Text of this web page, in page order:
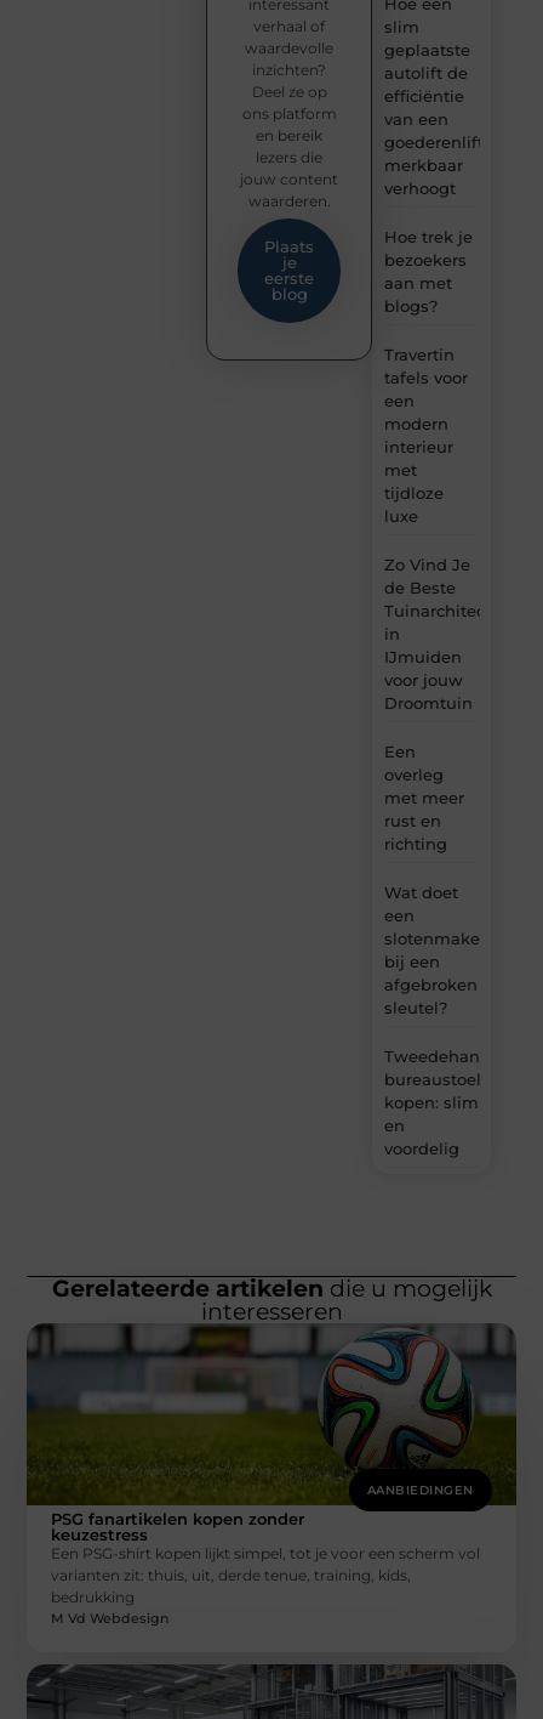
Hoe een
slim
geplaatste
autolift de
efficiëntie
van een
goederenlift
merkbaar
verhoogt
Hoe trek je
bezoekers
aan met
blogs?
Travertin
tafels voor
een
modern
interieur
met
tijdloze
luxe
Zo Vind Je
de Beste
Tuinarchitect
in
IJmuiden
voor jouw
Droomtuin
Een
overleg
met meer
rust en
richting
Wat doet
een
slotenmaker
bij een
afgebroken
sleutel?
Tweedehands
bureaustoel
kopen: slim
en
voordelig
interessant
verhaal of
waardevolle
inzichten?
Deel ze op
ons platform
en bereik
lezers die
jouw content
waarderen.
Plaats
je
eerste
blog
Gerelateerde artikelen die u mogelijk
interesseren
AANBIEDINGEN
PSG fanartikelen kopen zonder
keuzestress
Een PSG-shirt kopen lijkt simpel, tot je voor een scherm vol
varianten zit: thuis, uit, derde tenue, training, kids,
bedrukking
M Vd Webdesign